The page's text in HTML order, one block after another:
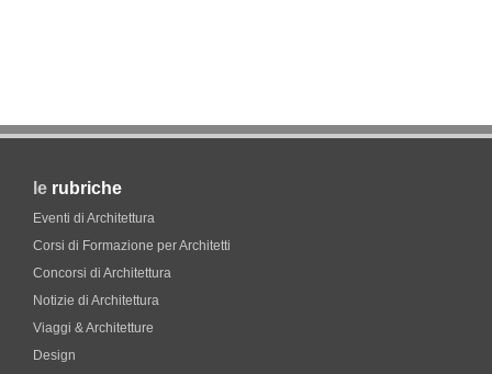
le rubriche
Eventi di Architettura
Corsi di Formazione per Architetti
Concorsi di Architettura
Notizie di Architettura
Viaggi & Architetture
Design